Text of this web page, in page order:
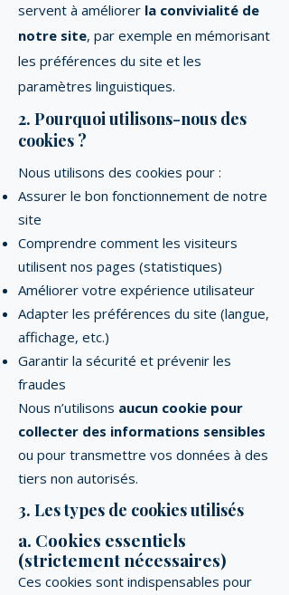
servent à améliorer la convivialité de
notre site, par exemple en mémorisant
les préférences du site et les
paramètres linguistiques.
2. Pourquoi utilisons-nous des
cookies ?
Nous utilisons des cookies pour :
Assurer le bon fonctionnement de notre
site
Comprendre comment les visiteurs
utilisent nos pages (statistiques)
Améliorer votre expérience utilisateur
Adapter les préférences du site (langue,
affichage, etc.)
Garantir la sécurité et prévenir les
fraudes
Nous n’utilisons aucun cookie pour
collecter des informations sensibles
ou pour transmettre vos données à des
tiers non autorisés.
3. Les types de cookies utilisés
a. Cookies essentiels
(strictement nécessaires)
Ces cookies sont indispensables pour